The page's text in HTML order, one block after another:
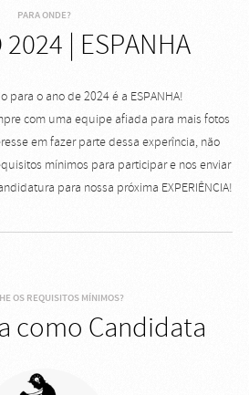
PARA ONDE?
2024 | ESPANHA
para o ano de 2024 é a ESPANHA!
com uma equipe afiada para mais fotos
em fazer parte dessa experîncia, não
mínimos para participar e nos enviar
para nossa próxima EXPERIÊNCIA!
OS REQUISITOS MÍNIMOS?
como Candidata